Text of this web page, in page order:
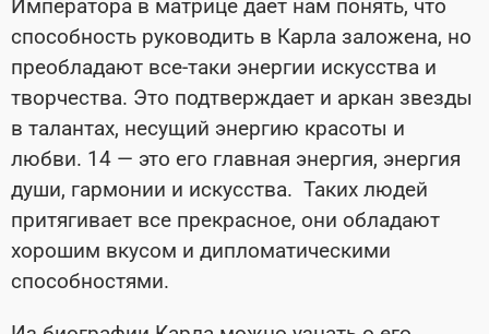
Императора в матрице дает нам понять, что
способность руководить в Карла заложена, но
преобладают все-таки энергии искусства и
творчества. Это подтверждает и аркан звезды
в талантах, несущий энергию красоты и
любви. 14 — это его главная энергия, энергия
души, гармонии и искусства. Таких людей
притягивает все прекрасное, они обладают
хорошим вкусом и дипломатическими
способностями.